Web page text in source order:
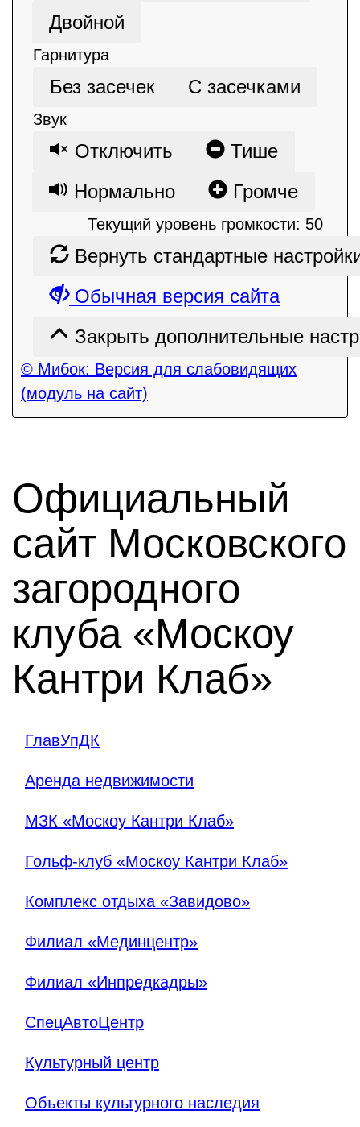
Двойной
Гарнитура
Без засечек С засечками
Звук
Отключить
Тише
Нормально
Громче
Текущий уровень громкости: 50
Вернуть стандартные
Обычная версия сайта
Закрыть дополнительные
© Мибок: Версия для слабовидящих
(модуль на сайт)
Официальный
сайт Московского
загородного
клуба «Москоу
Кантри Клаб»
ГлавУпДК
Аренда недвижимости
МЗК «Москоу Кантри Клаб»
Гольф-клуб «Москоу Кантри Клаб»
Комплекс отдыха «Завидово»
Филиал «Мединцентр»
Филиал «Инпредкадры»
СпецАвтоЦентр
Культурный центр
Объекты культурного наследия